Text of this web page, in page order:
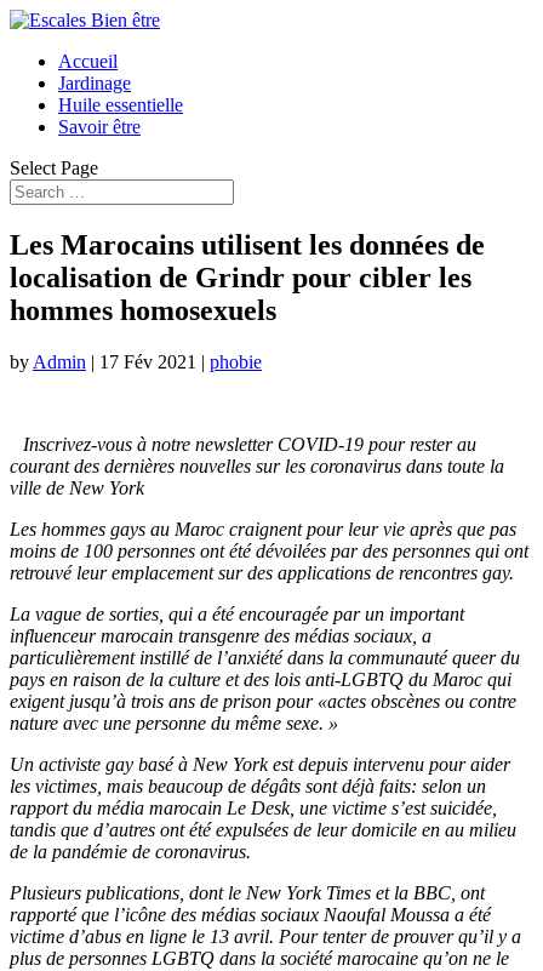
Accueil
Jardinage
Huile essentielle
Savoir être
Select Page
Les Marocains utilisent les données de
localisation de Grindr pour cibler les
hommes homosexuels
by Admin | 17 Fév 2021 | phobie
Inscrivez-vous à notre newsletter COVID-19 pour rester au
courant des dernières nouvelles sur les coronavirus dans toute la
ville de New York
Les hommes gays au Maroc craignent pour leur vie après que pas
moins de 100 personnes ont été dévoilées par des personnes qui ont
retrouvé leur emplacement sur des applications de rencontres gay.
La vague de sorties, qui a été encouragée par un important
influenceur marocain transgenre des médias sociaux, a
particulièrement instillé de l’anxiété dans la communauté queer du
pays en raison de la culture et des lois anti-LGBTQ du Maroc qui
exigent jusqu’à trois ans de prison pour «actes obscènes ou contre
nature avec une personne du même sexe. »
Un activiste gay basé à New York est depuis intervenu pour aider
les victimes, mais beaucoup de dégâts sont déjà faits: selon un
rapport du média marocain Le Desk, une victime s’est suicidée,
tandis que d’autres ont été expulsées de leur domicile en au milieu
de la pandémie de coronavirus.
Plusieurs publications, dont le New York Times et la BBC, ont
rapporté que l’icône des médias sociaux Naoufal Moussa a été
victime d’abus en ligne le 13 avril. Pour tenter de prouver qu’il y a
plus de personnes LGBTQ dans la société marocaine qu’on ne le